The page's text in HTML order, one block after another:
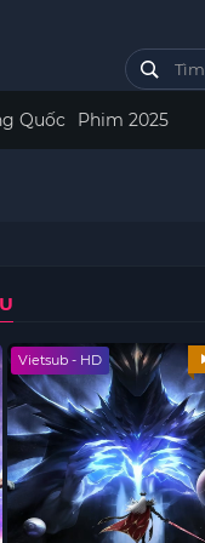
Quốc Phim 2025
Vietsub - HD